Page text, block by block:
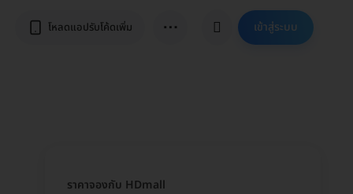
โหลดแอปรับโค้ดเพิ่ม ⋯ เข้าสู่ระบบ
ราคาจองกับ HDmall